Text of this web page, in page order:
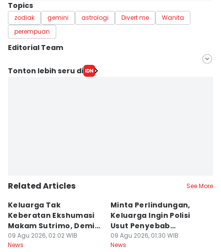
Topics
zodiak gemini astrologi Divert me
Wanita
perempuan
Editorial Team
Editor
Tonton lebih seru di
Related Articles See More
Keluarga Tak
Keberatan Ekshumasi
Makam Sutrimo, Demi
Usut Kematian
Almarhum
09 Agu 2026, 02:02 WIB
News
Minta Perlindungan,
Keluarga Ingin Polisi
Usut Penyebab
Kematian Sutrimo
09 Agu 2026, 01:30 WIB
News